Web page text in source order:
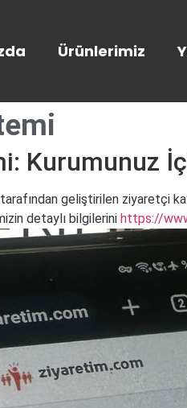
Ürünlerimiz
Kurumunuz
tarafından geliştirilen
detaylı bilgilerini https://